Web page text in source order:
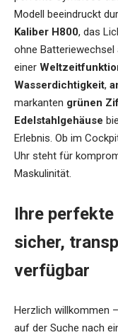
Modell beeindruckt
Kaliber H800, das
ohne
einer
Wasserdichtigkeit,
markanten grünen
Edelstahlgehäuse
Erlebnis. Ob im
Uhr steht für
Maskulinität.
Ihre
sicher,
verfügbar
Herzlich willkommen
auf der Suche nach